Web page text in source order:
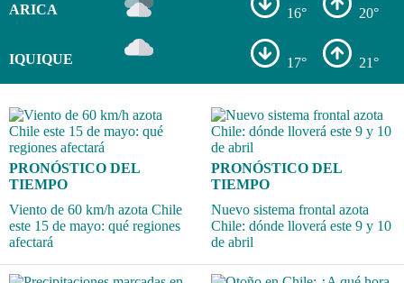
ARICA 16° 20°
IQUIQUE 17° 21°
PRONÓSTICO DEL
TIEMPO
Viento de 60 km/h azota Chile
este 15 de mayo: qué regiones
afectará
PRONÓSTICO DEL
TIEMPO
Nuevo sistema frontal azota
Chile: dónde lloverá este 9 y 10
de abril